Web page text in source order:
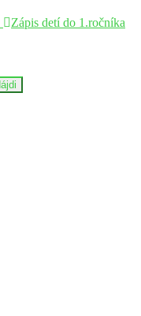
Zápis detí do 1.ročníka